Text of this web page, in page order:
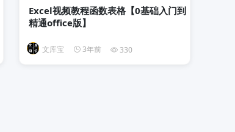
Excel视频教程函数表格【0基础入门到
精通office版】
文库宝 3年前 330